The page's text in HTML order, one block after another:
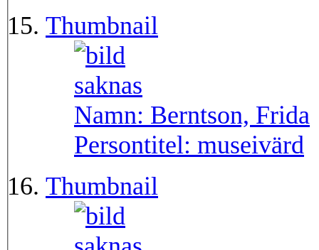
Thumbnail
Namn: Berntson, Frida
Persontitel: museivärd
Thumbnail